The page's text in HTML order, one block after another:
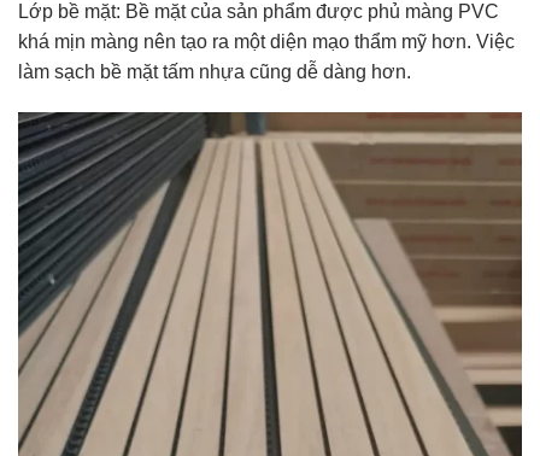
Lớp bề mặt: Bề mặt của sản phẩm được phủ màng PVC
khá mịn màng nên tạo ra một diện mạo thẩm mỹ hơn. Việc
làm sạch bề mặt tấm nhựa cũng dễ dàng hơn.